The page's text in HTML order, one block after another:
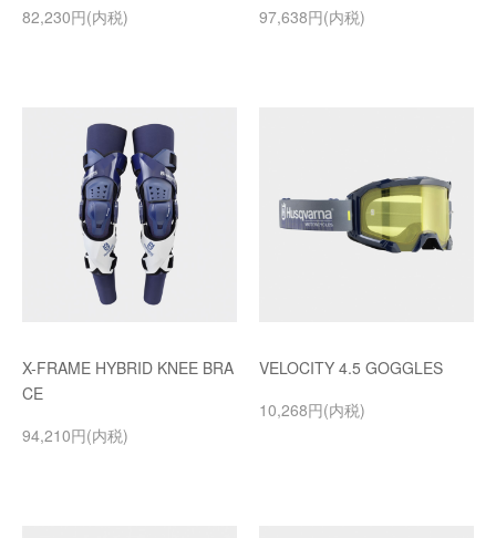
82,230円(内税)
97,638円(内税)
X-FRAME HYBRID KNEE BRA
CE
94,210円(内税)
VELOCITY 4.5 GOGGLES
10,268円(内税)